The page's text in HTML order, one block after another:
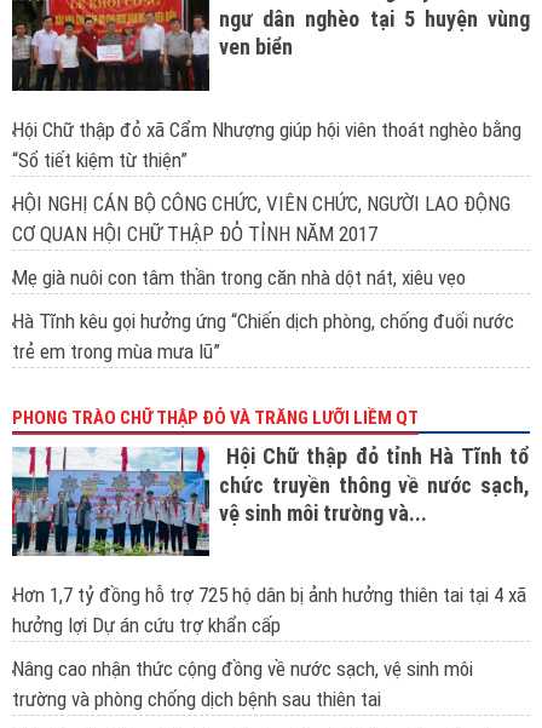
ngư dân nghèo tại 5 huyện vùng
ven biển
Hội Chữ thập đỏ xã Cẩm Nhượng giúp hội viên thoát nghèo bằng
“Sổ tiết kiệm từ thiện”
HỘI NGHỊ CÁN BỘ CÔNG CHỨC, VIÊN CHỨC, NGƯỜI LAO ĐỘNG
CƠ QUAN HỘI CHỮ THẬP ĐỎ TỈNH NĂM 2017
Mẹ già nuôi con tâm thần trong căn nhà dột nát, xiêu vẹo
Hà Tĩnh kêu gọi hưởng ứng “Chiến dịch phòng, chống đuối nước
trẻ em trong mùa mưa lũ”
PHONG TRÀO CHỮ THẬP ĐỎ VÀ TRĂNG LƯỠI LIỀM QT
Hội Chữ thập đỏ tỉnh Hà Tĩnh tổ
chức truyền thông về nước sạch,
vệ sinh môi trường và...
Hơn 1,7 tỷ đồng hỗ trợ 725 hộ dân bị ảnh hưởng thiên tai tại 4 xã
hưởng lợi Dự án cứu trợ khẩn cấp
Nâng cao nhận thức cộng đồng về nước sạch, vệ sinh môi
trường và phòng chống dịch bệnh sau thiên tai